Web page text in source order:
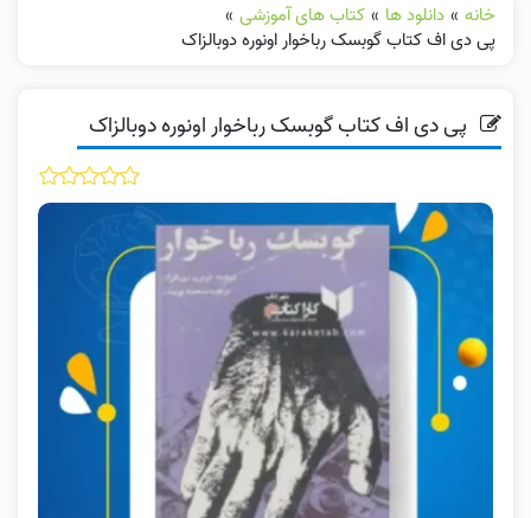
خانه » دانلود ها » کتاب های آموزشی »
پی دی اف کتاب گوبسک رباخوار اونوره دوبالزاک
پی دی اف کتاب گوبسک رباخوار اونوره دوبالزاک